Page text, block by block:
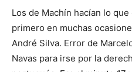
Los de Machín hacían lo
primero en muchas
André Silva. Error de
Navas para irse por la